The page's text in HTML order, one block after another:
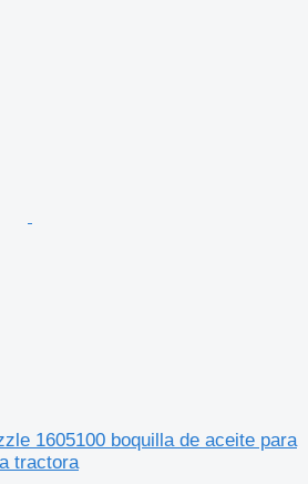
1605100 boquilla de aceite para
tractora